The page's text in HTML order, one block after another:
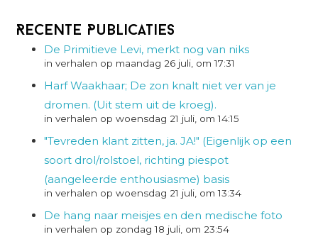
Recente Publicaties
De Primitieve Levi, merkt nog van niks
in verhalen op maandag 26 juli, om 17:31
Harf Waakhaar; De zon knalt niet ver van je
dromen. (Uit stem uit de kroeg).
in verhalen op woensdag 21 juli, om 14:15
"Tevreden klant zitten, ja. JA!" (Eigenlijk op een
soort drol/rolstoel, richting piespot
(aangeleerde enthousiasme) basis
in verhalen op woensdag 21 juli, om 13:34
De hang naar meisjes en den medische foto
in verhalen op zondag 18 juli, om 23:54